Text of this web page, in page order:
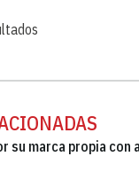
su marca propia con